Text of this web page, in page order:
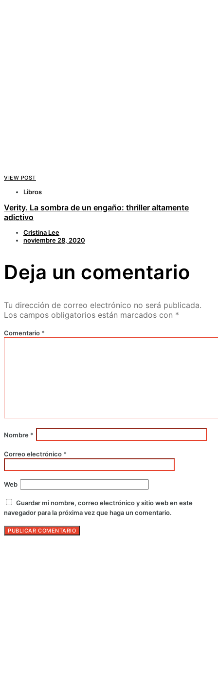
VIEW POST
Libros
Verity. La sombra de un engaño: thriller altamente
adictivo
Cristina Lee
noviembre 28, 2020
Deja un comentario
Tu dirección de correo electrónico no será publicada.
Los campos obligatorios están marcados con *
Comentario *
Nombre *
Correo electrónico *
Web
Guardar mi nombre, correo electrónico y sitio web en este
navegador para la próxima vez que haga un comentario.